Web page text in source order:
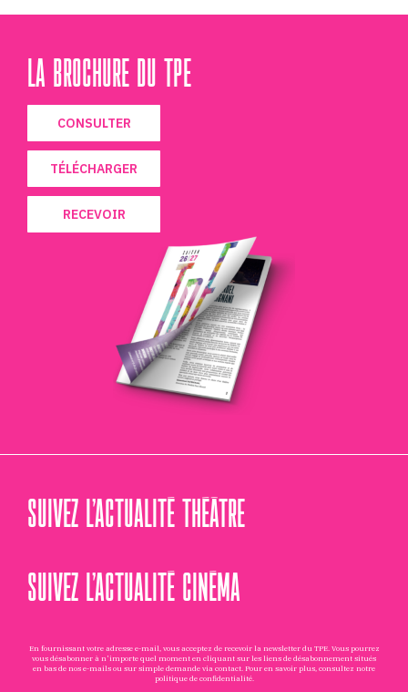
LA BROCHURE DU TPE
CONSULTER
TÉLÉCHARGER
RECEVOIR
SUIVEZ L’ACTUALITÉ THÉÂTRE
SUIVEZ L’ACTUALITÉ CINÉMA
En fournissant votre adresse e-mail, vous acceptez de recevoir la newsletter du TPE. Vous pourrez
vous désabonner à n'importe quel moment en cliquant sur les liens de désabonnement situés
en bas de nos e-mails ou sur simple demande via contact. Pour en savoir plus, consultez notre
politique de confidentialité.